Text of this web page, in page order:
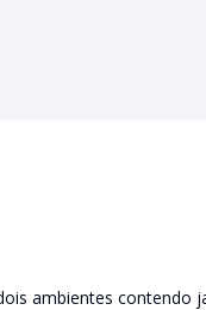
ambientes contendo